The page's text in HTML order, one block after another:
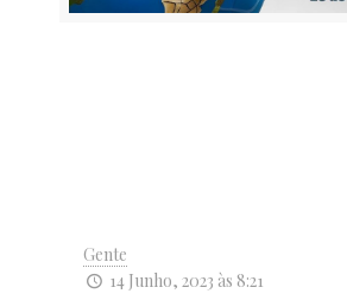
Gente
14 Junho, 2023 às 8:21